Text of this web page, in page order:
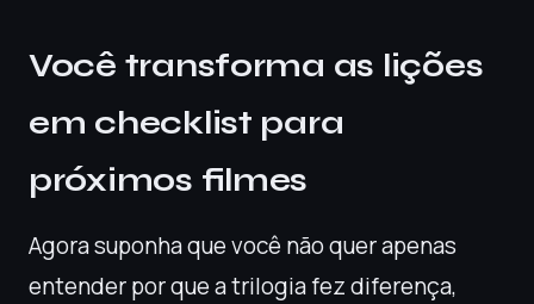
Você transforma as lições
em checklist para
próximos filmes
Agora suponha que você não quer apenas
entender por que a trilogia fez diferença,